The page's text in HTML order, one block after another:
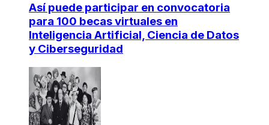
Así puede participar en convocatoria
para 100 becas virtuales en
Inteligencia Artificial, Ciencia de Datos
y Ciberseguridad